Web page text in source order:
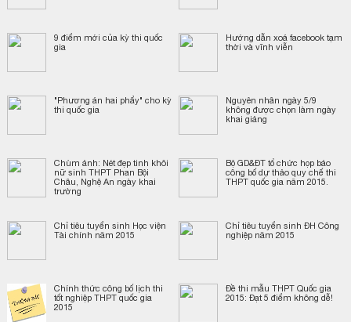
​9 điểm mới của kỳ thi quốc
gia
Hướng dẫn xoá facebook tạm
thời và vĩnh viễn
"Phương án hai phẩy" cho kỳ
thi quốc gia
Nguyên nhân ngày 5/9
không được chọn làm ngày
khai giảng
Chùm ảnh: Nét đẹp tinh khôi
nữ sinh THPT Phan Bội
Châu, Nghệ An ngày khai
trường
Bộ GD&ĐT tổ chức họp báo
công bố dự thảo quy chế thi
THPT quốc gia năm 2015.
Chỉ tiêu tuyển sinh Học viện
Tài chính năm 2015
Chỉ tiêu tuyển sinh ĐH Công
nghiệp năm 2015
Chính thức công bố lịch thi
tốt nghiệp THPT quốc gia
2015
Đề thi mẫu THPT Quốc gia
2015: Đạt 5 điểm không dễ!